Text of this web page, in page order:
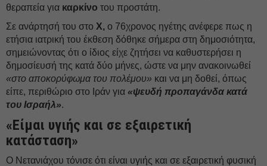
θεραπεία για καρκίνο του προστάτη.
Σε ανάρτησή του στο Χ, ο 76χρονος ηγέτης ανέφερε πως η
ετήσια ιατρική του έκθεση δόθηκε σήμερα στη δημοσιότητα,
σημειώνοντας ότι ο ίδιος είχε ζητήσει να καθυστερήσει η
δημοσίευσή της κατά δύο μήνες, ώστε να μην ανακοινωθεί
«στο αποκορύφωμα του πολέμου» και να μη δοθεί, όπως
είπε, περιθώριο στο Ιράν για «ψευδή προπαγάνδα κατά
του Ισραήλ».
«Είμαι υγιής και σε εξαιρετική
κατάσταση»
Ο Νετανιάχου τόνισε ότι είναι υγιής και σε εξαιρετική φυσική